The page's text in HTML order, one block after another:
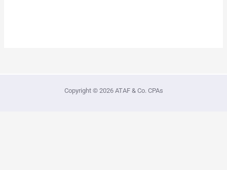
Copyright © 2026 ATAF & Co. CPAs